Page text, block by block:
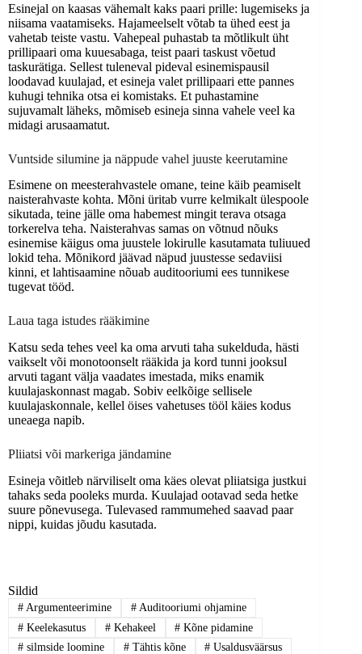
Esinejal on kaasas vähemalt kaks paari prille: lugemiseks ja
niisama vaatamiseks. Hajameelselt võtab ta ühed eest ja
vahetab teiste vastu. Vahepeal puhastab ta mõtlikult üht
prillipaari oma kuuesabaga, teist paari taskust võetud
taskurätiga. Sellest tuleneval pideval esinemispausil
loodavad kuulajad, et esineja valet prillipaari ette pannes
kuhugi tehnika otsa ei komistaks. Et puhastamine
sujuvamalt läheks, mõmiseb esineja sinna vahele veel ka
midagi arusaamatut.
Vuntside silumine ja näppude vahel juuste keerutamine
Esimene on meesterahvastele omane, teine käib peamiselt
naisterahvaste kohta. Mõni üritab vurre kelmikalt ülespoole
sikutada, teine jälle oma habemest mingit terava otsaga
torkerelva teha. Naisterahvas samas on võtnud nõuks
esinemise käigus oma juustele lokirulle kasutamata tuliuued
lokid teha. Mõnikord jäävad näpud juustesse sedaviisi
kinni, et lahtisaamine nõuab auditooriumi ees tunnikese
tugevat tööd.
Laua taga istudes rääkimine
Katsu seda tehes veel ka oma arvuti taha sukelduda, hästi
vaikselt või monotoonselt rääkida ja kord tunni jooksul
arvuti tagant välja vaadates imestada, miks enamik
kuulajaskonnast magab. Sobiv eelkõige sellisele
kuulajaskonnale, kellel öises vahetuses tööl käies kodus
uneaega napib.
Pliiatsi või markeriga jändamine
Esineja võitleb närviliselt oma käes olevat pliiatsiga justkui
tahaks seda pooleks murda. Kuulajad ootavad seda hetke
suure põnevusega. Tulevased rammumehed saavad paar
nippi, kuidas jõudu kasutada.
Sildid
#Argumenteerimine #Auditooriumi ohjamine
#Keelekasutus #Kehakeel # Kõne pidamine
#silmside loomine #Tähtis kõne # Usaldusväärsus